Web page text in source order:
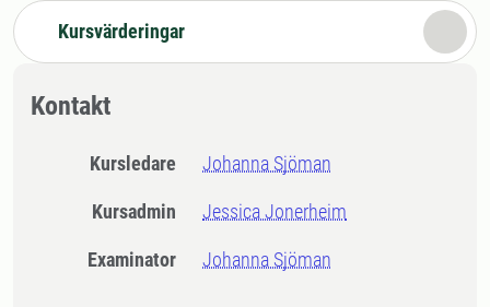
Kursvärderingar
Kontakt
Kursledare Johanna Sjöman
Kursadmin Jessica Jonerheim
Examinator Johanna Sjöman